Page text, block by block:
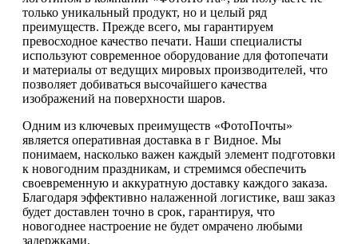
только уникальный продукт, но и целый ряд
преимуществ. Прежде всего, мы гарантируем
превосходное качество печати. Наши специалисты
используют современное оборудование для фотопечати
и материалы от ведущих мировых производителей, что
позволяет добиваться высочайшего качества
изображений на поверхности шаров.
Одним из ключевых преимуществ «ФотоПочты»
является оперативная доставка в г Видное. Мы
понимаем, насколько важен каждый элемент подготовки
к новогодним праздникам, и стремимся обеспечить
своевременную и аккуратную доставку каждого заказа.
Благодаря эффективно налаженной логистике, ваш заказ
будет доставлен точно в срок, гарантируя, что
новогоднее настроение не будет омрачено любыми
задержками.